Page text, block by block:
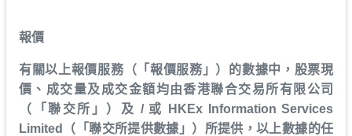
報價
有關以上報價服務（「報價服務」）的數據中，股票現
價、成交量及成交金額均由香港聯合交易所有限公司
（「聯交所」）及 / 或 HKEx Information Services
Limited（「聯交所提供數據」）所提供，以上數據的任